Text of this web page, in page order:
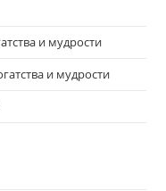
и мудрости
и мудрости